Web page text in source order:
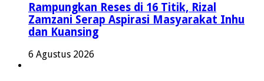
Rampungkan Reses di 16 Titik, Rizal
Zamzani Serap Aspirasi Masyarakat Inhu
dan Kuansing
6 Agustus 2026